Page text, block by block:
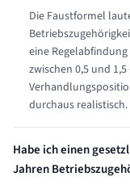
Die Faustformel
eine
zwischen 0,5 und
durchaus realistisch.
Habe ich einen
Jahren